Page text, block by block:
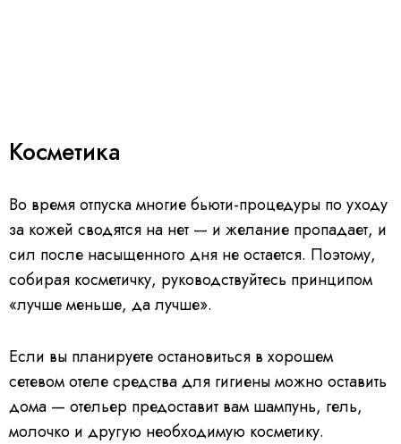
Косметика
Во время отпуска многие бьюти-процедуры по уходу
за кожей сводятся на нет — и желание пропадает, и
сил после насыщенного дня не остается. Поэтому,
собирая косметичку, руководствуйтесь принципом
«лучше меньше, да лучше».
Если вы планируете остановиться в хорошем
сетевом отеле средства для гигиены можно оставить
дома — отельер предоставит вам шампунь, гель,
молочко и другую необходимую косметику.